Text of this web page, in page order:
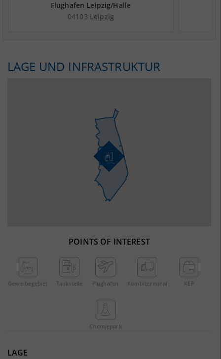
Flughafen Leipzig/Halle
04103 Leipzig
LAGE UND INFRASTRUKTUR
POINTS OF INTEREST
Gewerbe­gebiet Tankstelle Flughafen Kombi­terminal KEP
Chemie­park
LAGE